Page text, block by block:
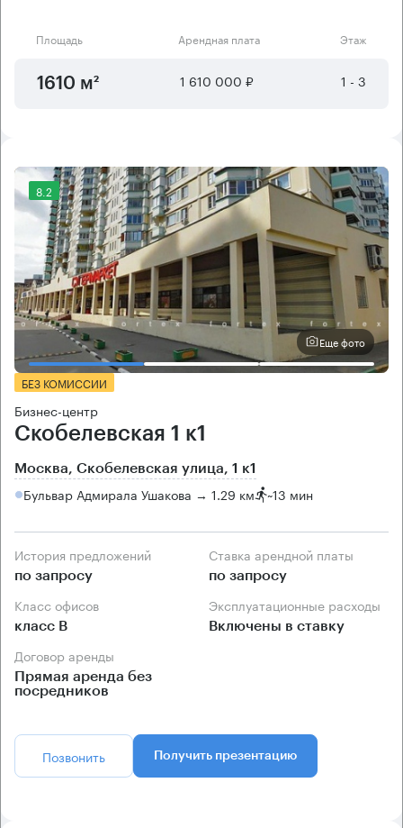
Площадь Арендная плата Этаж
1610 м² 1 610 000 ₽ 1 - 3
8.2
Еще фото
БЕЗ КОМИССИИ
Бизнес-центр
Скобелевская 1 к1
Москва, Скобелевская улица, 1 к1
Бульвар Адмирала Ушакова → 1.29 км ~13 мин
История предложений
по запросу
Ставка арендной платы
по запросу
Класс офисов
класс B
Эксплуатационные расходы
Включены в ставку
Договор аренды
Прямая аренда без
посредников
Позвонить Получить презентацию